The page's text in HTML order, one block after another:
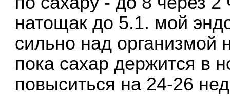
натощак до 5.1. мой
сильно над организмой
пока сахар держится в
повыситься на 24-26